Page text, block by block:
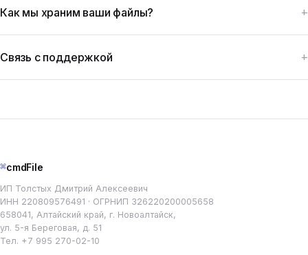
Как мы храним ваши файлы?
Связь с поддержкой
⌘cmdFile
ИП Толстых Дмитрий Алексеевич
ИНН 220809576491 · ОГРНИП 326220200005658
658041, Алтайский край, г. Новоалтайск,
ул. 5-я Береговая, д. 51
Тел. +7 995 270-02-10